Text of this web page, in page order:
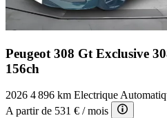
Peugeot 308 Gt Exclusive
156ch
2026 4 896 km Electrique
A partir de 531 € / mois